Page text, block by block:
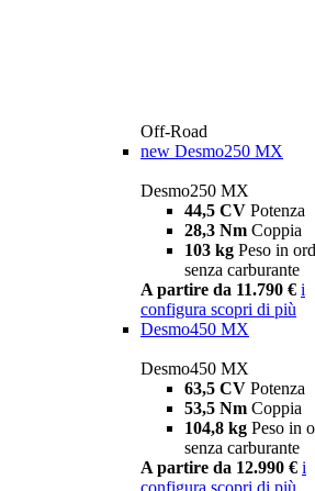
Off-Road
new Desmo250 MX
Desmo250 MX
44,5 CV Potenza
28,3 Nm Coppia
103 kg Peso in
senza carburante
A partire da 11.790 € i
configura scopri di più
Desmo450 MX
Desmo450 MX
63,5 CV Potenza
53,5 Nm Coppia
104,8 kg Peso in
senza carburante
A partire da 12.990 € i
configura scopri di più